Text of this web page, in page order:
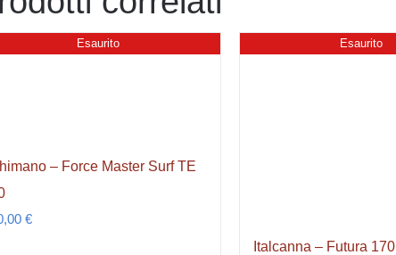
Esaurito
– Force Master Surf TE
€
Esaurito
Italcanna – Futura 170